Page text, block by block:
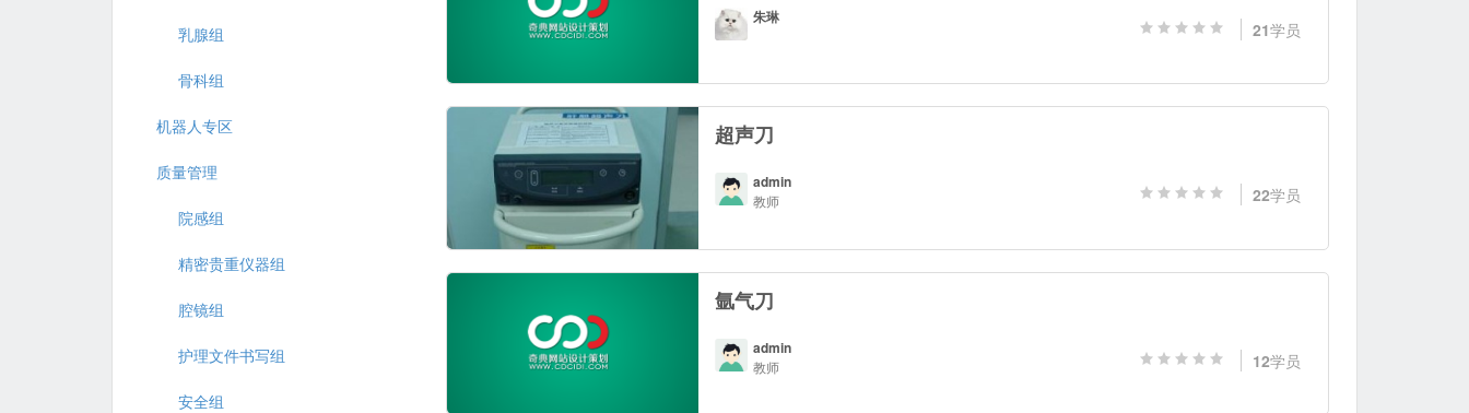
乳腺组
骨科组
机器人专区
质量管理
院感组
精密贵重仪器组
腔镜组
护理文件书写组
安全组
朱琳
21学员
超声刀
admin
教师 22学员
氩气刀
admin
教师 12学员